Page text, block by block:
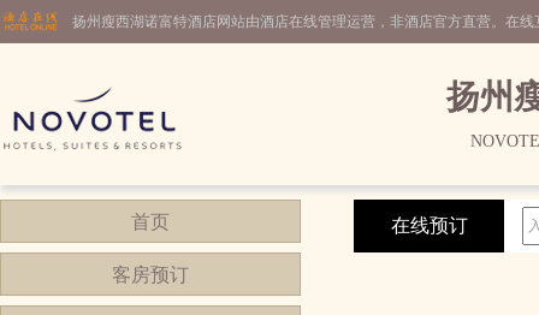
扬州瘦西湖诺富特酒店网站由酒店在线管理运营，非酒店官方直营。在
扬州
首页
客房预订
在线预订